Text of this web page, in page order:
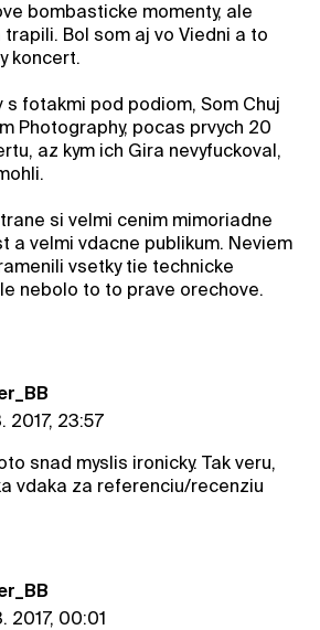
bombasticke momenty, ale
Bol som aj vo Viedni a to
koncert.
s fotakmi pod podiom, Som Chuj
Photography, pocas prvych 20
az kym ich Gira nevyfuckoval,
si velmi cenim mimoriadne
a velmi vdacne publikum. Neviem
vsetky tie technicke
nebolo to to prave orechove.
2017, 23:57
snad myslis ironicky. Tak veru,
vdaka za referenciu/recenziu
2017, 00:01